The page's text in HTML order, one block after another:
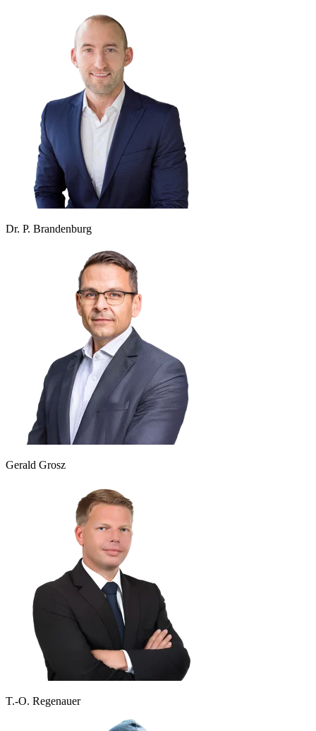
Dr. P. Brandenburg
Gerald Grosz
T.-O. Regenauer